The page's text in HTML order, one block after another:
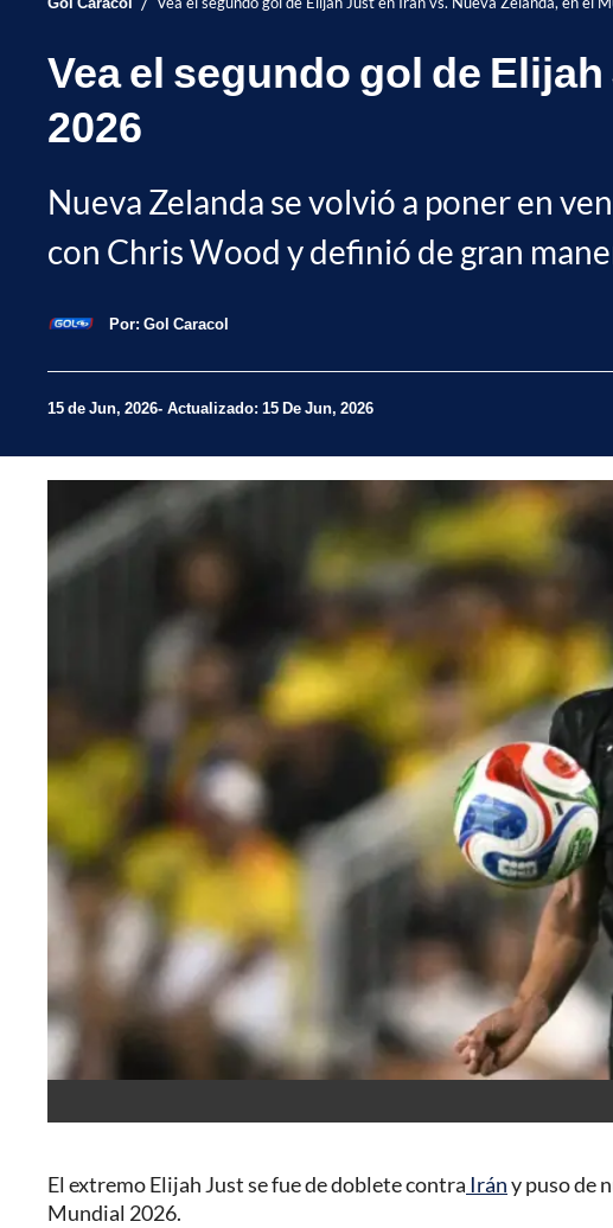
Vea el segundo gol de
2026
Nueva Zelanda se volvió a poner en
con Chris Wood y definió de gran
Por: Gol Caracol
15 de Jun, 2026 Actualizado: 15 De Jun, 2026
El extremo Elijah Just se fue de doblete contra Irány puso de
Mundial 2026.